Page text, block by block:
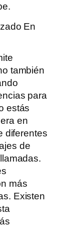
En
también
para
estás
en
diferentes
de
más
Existen